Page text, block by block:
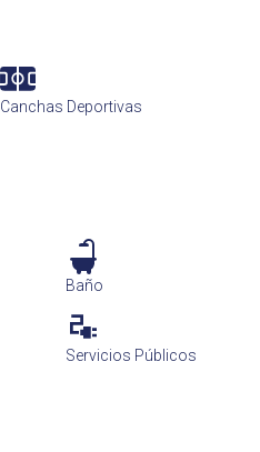
Canchas Deportivas
Baño
Servicios Públicos